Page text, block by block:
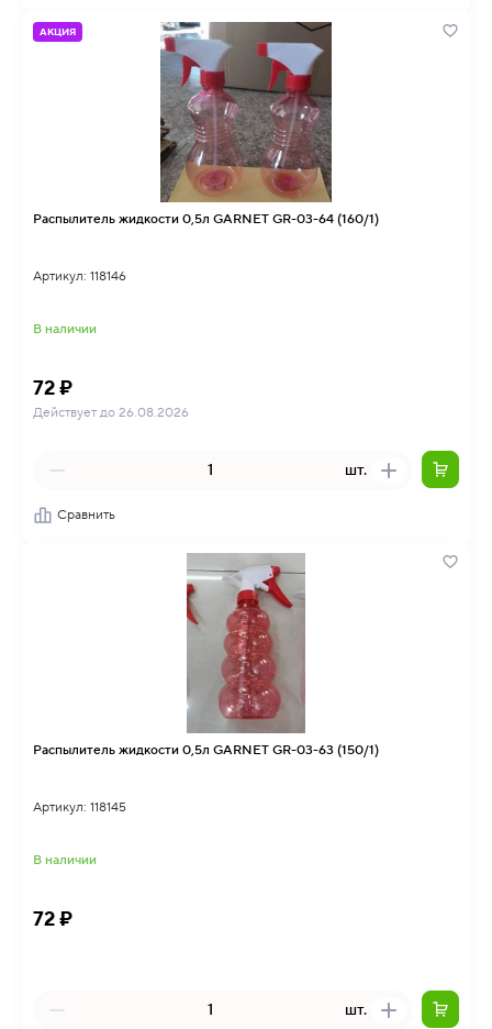
АКЦИЯ
Распылитель жидкости 0,5л GARNET GR-03-64 (160/1)
Артикул: 118146
В наличии
72 ₽
Действует до 26.08.2026
шт.
Сравнить
Распылитель жидкости 0,5л GARNET GR-03-63 (150/1)
Артикул: 118145
В наличии
72 ₽
шт.